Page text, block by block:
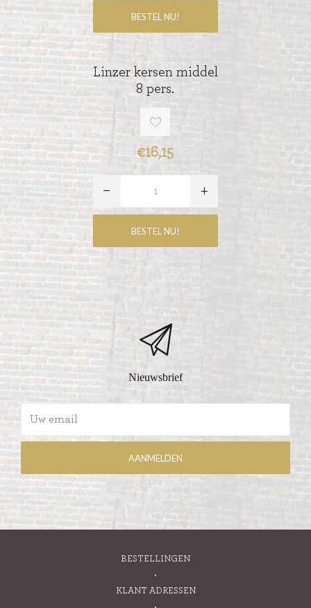
Linzer kersen middel
8 pers.
€16,15
Nieuwsbrief
BESTELLINGEN
KLANT ADRESSEN